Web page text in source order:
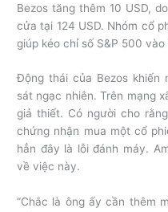
Bezos tăng thêm 10 USD,
cửa tại 124 USD. Nhóm cổ
giúp kéo chỉ số S&P 500
Động thái của Bezos khiến
sát ngạc nhiên. Trên mạng
giả thiết. Có người cho
chứng nhận mua một cổ
hẳn đây là lỗi đánh máy.
về việc này.
“Chắc là ông ấy cần thêm